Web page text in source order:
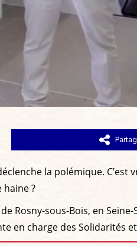
la polémique.
?
Rosny-sous-Bois, en
en charge des